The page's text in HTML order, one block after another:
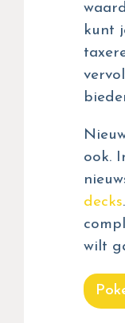
kunt
ook.
decks
wilt